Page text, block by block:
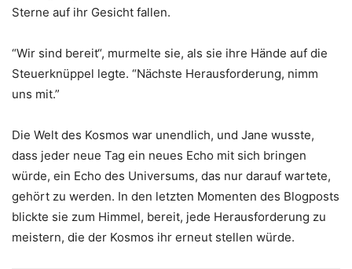
Sterne auf ihr Gesicht fallen.
“Wir sind bereit“, murmelte sie, als sie ihre Hände auf die
Steuerknüppel legte. “Nächste Herausforderung, nimm
uns mit.”
Die Welt des Kosmos war unendlich, und Jane wusste,
dass jeder neue Tag ein neues Echo mit sich bringen
würde, ein Echo des Universums, das nur darauf wartete,
gehört zu werden. In den letzten Momenten des Blogposts
blickte sie zum Himmel, bereit, jede Herausforderung zu
meistern, die der Kosmos ihr erneut stellen würde.